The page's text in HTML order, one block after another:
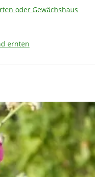
oder Gewächshaus
ernten